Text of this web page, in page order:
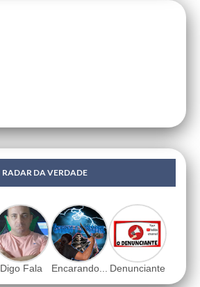
RADAR DA VERDADE
Digo Fala Encarando... Denunciante